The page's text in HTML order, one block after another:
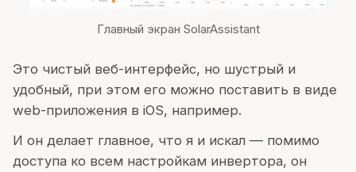
Главный экран SolarAssistant
Это чистый веб-интерфейс, но шустрый и
удобный, при этом его можно поставить в виде
web-приложения в iOS, например.
И он делает главное, что я и искал — помимо
доступа ко всем настройкам инвертора, он